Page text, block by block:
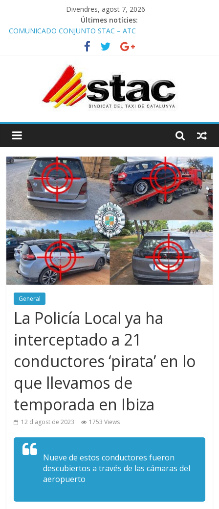
Divendres, agost 7, 2026
Últimes notícies:
COMUNICADO CONJUNTO STAC – ATC
Comunicado STAC/ ATC de la reunión con los Mossos d
‘Esquadra del aeropuerto de Barcelona.
Programa de Radio TAXI LIBRE 29.07.2026 en COOLTURA FM.
STAC/ATC SOLICITAN TAULA TÈCNICA PARA MEJORAR LA
OPERATIVA DE ENTRADA EN EL PUERTO DE BARCELONA.
Programa de Radio TAXI LIBRE 22.07.2026 en COOLTURA FM.
General
La Policía Local ya ha
interceptado a 21
conductores ‘pirata’ en lo
que llevamos de
temporada en Ibiza
12 d'agost de 2023 1753 Views
Nueve de estos conductores fueron
descubiertos a través de las cámaras del
aeropuerto